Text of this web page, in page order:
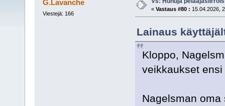
G.Lavanche
Viestejä: 166
« Vastaus #80 : 15.04.2026,
Lainaus
Kloppo,
veikkaukset
Nagelsman